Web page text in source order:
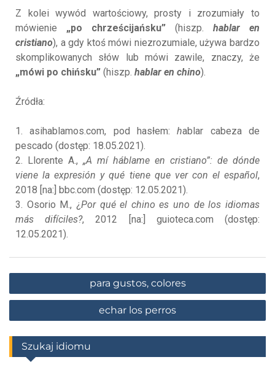
Z kolei wywód wartościowy, prosty i zrozumiały to
mówienie „po chrześcijańsku” (hiszp. hablar en
cristiano), a gdy ktoś mówi niezrozumiale, używa bardzo
skomplikowanych słów lub mówi zawile, znaczy, że
„mówi po chińsku” (hiszp. hablar en chino).
Źródła:
1. asihablamos.com, pod hasłem:hablar cabeza de
pescado (dostęp: 18.05.2021).
2. Llorente A., „A mí háblame en cristiano”: de dónde
viene la expresión y qué tiene que ver con el español,
2018 [na:] bbc.com (dostęp: 12.05.2021).
3. Osorio M., ¿Por qué el chino es uno de los idiomas
más difíciles?, 2012 [na:] guioteca.com (dostęp:
12.05.2021).
para gustos, colores
echar los perros
Szukaj idiomu